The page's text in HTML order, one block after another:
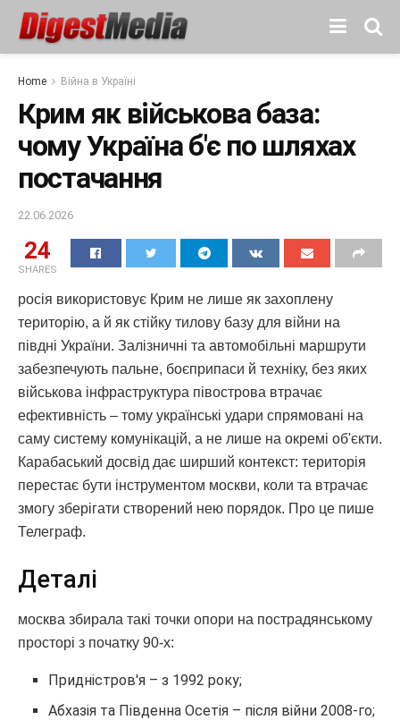
Home Війна в Україні
Крим як військова база:
чому Україна б'є по шляхах
постачання
22.06.2026
24
SHARES
росія використовує Крим не лише як захоплену
територію, а й як стійку тилову базу для війни на
півдні України. Залізничні та автомобільні маршрути
забезпечують пальне, боєприпаси й техніку, без яких
військова інфраструктура півострова втрачає
ефективність – тому українські удари спрямовані на
саму систему комунікацій, а не лише на окремі об'єкти.
Карабаський досвід дає ширший контекст: територія
перестає бути інструментом москви, коли та втрачає
змогу зберігати створений нею порядок. Про це пише
Телеграф.
Деталі
москва збирала такі точки опори на пострадянському
просторі з початку 90-х:
Придністров'я – з 1992 року;
Абхазія та Південна Осетія – після війни 2008-го;